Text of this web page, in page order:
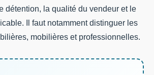
détention, la qualité du vendeur et le
Il faut notamment distinguer les
mobilières et professionnelles.